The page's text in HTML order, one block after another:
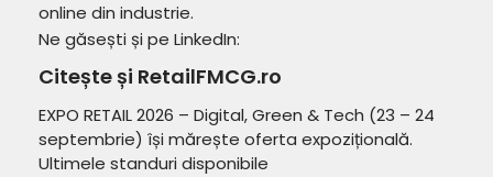
online din industrie.
Ne găsești și pe LinkedIn:
Citește și RetailFMCG.ro
EXPO RETAIL 2026 – Digital, Green & Tech (23 – 24
septembrie) își mărește oferta expozițională.
Ultimele standuri disponibile